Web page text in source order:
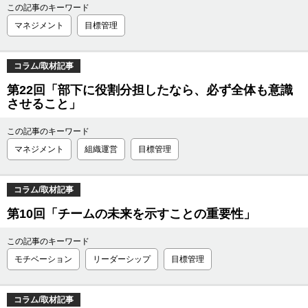
この記事のキーワード
マネジメント
目標管理
コラム/取材記事
第22回「部下に役割分担したなら、必ず全体も意識
させること」
この記事のキーワード
マネジメント
組織運営 目標管理
コラム/取材記事
第10回「チームの未来を示すことの重要性」
この記事のキーワード
モチベーション
リーダーシップ 目標管理
コラム/取材記事